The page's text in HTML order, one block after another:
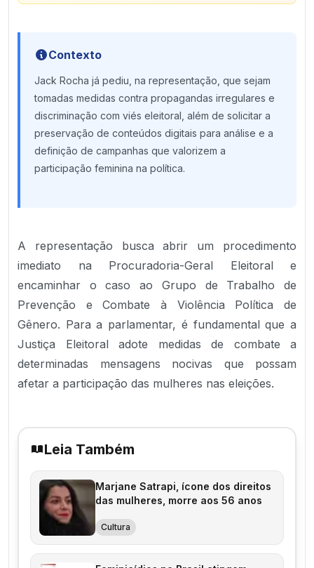
Contexto
Jack Rocha já pediu, na representação, que sejam
tomadas medidas contra propagandas irregulares e
discriminação com viés eleitoral, além de solicitar a
preservação de conteúdos digitais para análise e a
definição de campanhas que valorizem a
participação feminina na política.
A representação busca abrir um procedimento
imediato na Procuradoria-Geral Eleitoral e
encaminhar o caso ao Grupo de Trabalho de
Prevenção e Combate à Violência Política de
Gênero. Para a parlamentar, é fundamental que a
Justiça Eleitoral adote medidas de combate a
determinadas mensagens nocivas que possam
afetar a participação das mulheres nas eleições.
Leia Também
Marjane Satrapi, ícone dos direitos
das mulheres, morre aos 56 anos
Cultura